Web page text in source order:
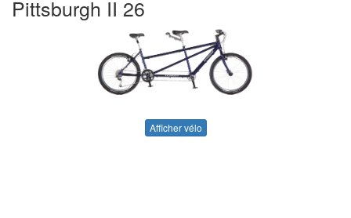
Pittsburgh II 26
Afficher vélo